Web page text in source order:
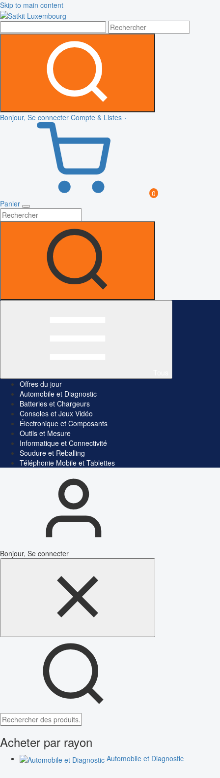
Skip to main content
Bonjour, Se connecter Compte & Listes
0
Panier
Offres du jour
Automobile et Diagnostic
Batteries et Chargeurs
Consoles et Jeux Vidéo
Électronique et Composants
Outils et Mesure
Informatique et Connectivité
Soudure et Reballing
Téléphonie Mobile et Tablettes
Bonjour, Se connecter
Acheter par rayon
Automobile et Diagnostic